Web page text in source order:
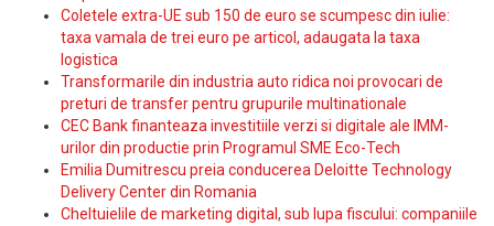
Coletele extra-UE sub 150 de euro se scumpesc din iulie:
taxa vamala de trei euro pe articol, adaugata la taxa
logistica
Transformarile din industria auto ridica noi provocari de
preturi de transfer pentru grupurile multinationale
CEC Bank finanteaza investitiile verzi si digitale ale IMM-
urilor din productie prin Programul SME Eco-Tech
Emilia Dumitrescu preia conducerea Deloitte Technology
Delivery Center din Romania
Cheltuielile de marketing digital, sub lupa fiscului: companiile